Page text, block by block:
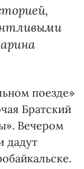
поезде»
Братский
Вечером
дадут